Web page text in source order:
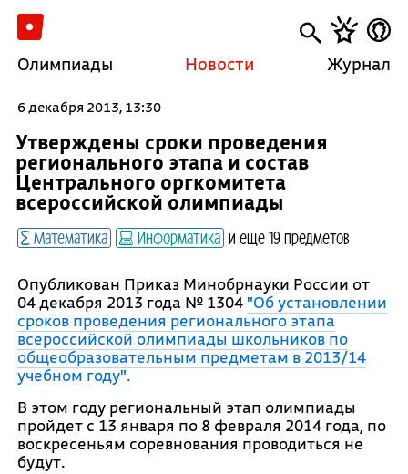
Олимпиады Новости Журнал
6 декабря 2013, 13:30
Утверждены сроки проведения
регионального этапа и состав
Центрального оргкомитета
всероссийской олимпиады
Математика Информатика и еще 19 предметов
Опубликован Приказ Минобрнауки России от
04 декабря 2013 года № 1304"Об установлении
сроков проведения регионального этапа
всероссийской олимпиады школьников по
общеобразовательным предметам в 2013/14
учебном году".
В этом году региональный этап олимпиады
пройдет с 13 января по 8 февраля 2014 года, по
воскресеньям соревнования проводиться не
будут.